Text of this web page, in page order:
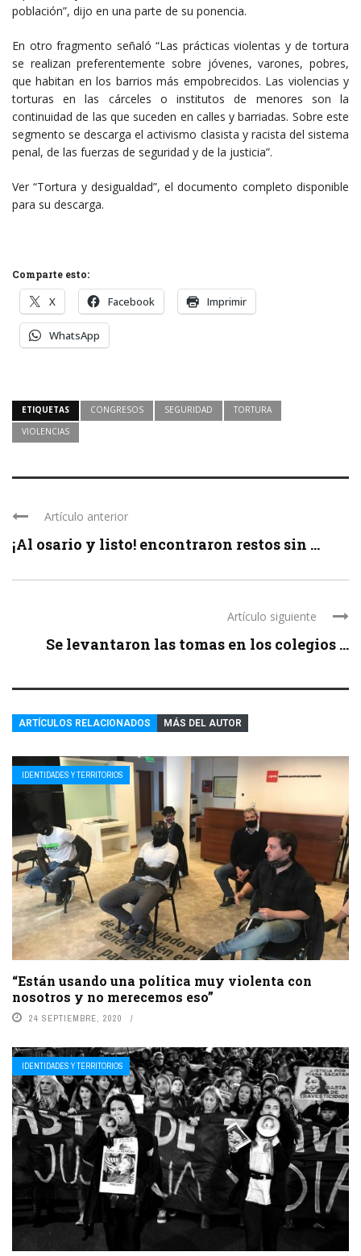
población”, dijo en una parte de su ponencia.
En otro fragmento señaló “Las prácticas violentas y de tortura
se realizan preferentemente sobre jóvenes, varones, pobres,
que habitan en los barrios más empobrecidos. Las violencias y
torturas en las cárceles o institutos de menores son la
continuidad de las que suceden en calles y barriadas. Sobre este
segmento se descarga el activismo clasista y racista del sistema
penal, de las fuerzas de seguridad y de la justicia”.
Ver “Tortura y desigualdad”, el documento completo disponible
para su descarga.
Comparte esto:
X Facebook Imprimir
WhatsApp
ETIQUETAS CONGRESOS SEGURIDAD
TORTURA
VIOLENCIAS
Artículo anterior
¡Al osario y listo! encontraron restos sin ...
Artículo siguiente
Se levantaron las tomas en los colegios ...
ARTÍCULOS RELACIONADOS MÁS DEL AUTOR
IDENTIDADES Y TERRITORIOS
“Están usando una política muy violenta con
nosotros y no merecemos eso”
24 SEPTIEMBRE, 2020
IDENTIDADES Y TERRITORIOS